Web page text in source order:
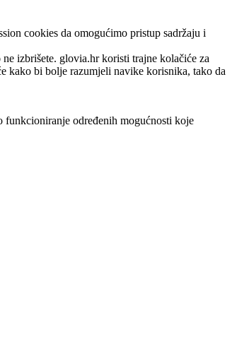
cookies da omogućimo pristup sadržaju i
izbrišete. glovia.hr koristi trajne kolačiće za
kako bi bolje razumjeli navike korisnika, tako da
određenih mogućnosti koje